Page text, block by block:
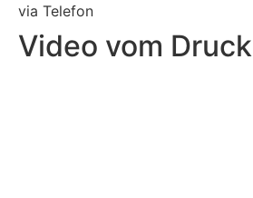
via Telefon
Video vom Druck